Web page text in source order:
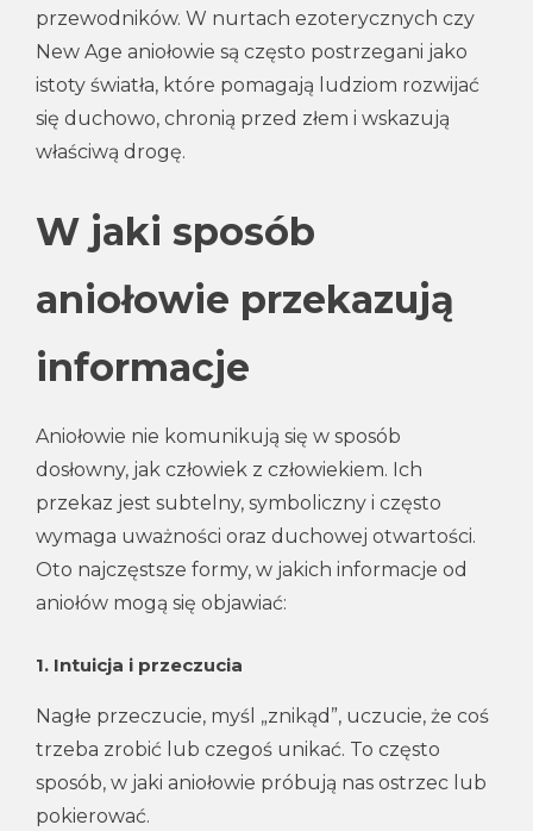
przewodników. W nurtach ezoterycznych czy
New Age aniołowie są często postrzegani jako
istoty światła, które pomagają ludziom rozwijać
się duchowo, chronią przed złem i wskazują
właściwą drogę.
W jaki sposób
aniołowie przekazują
informacje
Aniołowie nie komunikują się w sposób
dosłowny, jak człowiek z człowiekiem. Ich
przekaz jest subtelny, symboliczny i często
wymaga uważności oraz duchowej otwartości.
Oto najczęstsze formy, w jakich informacje od
aniołów mogą się objawiać:
1. Intuicja i przeczucia
Nagłe przeczucie, myśl „znikąd”, uczucie, że coś
trzeba zrobić lub czegoś unikać. To często
sposób, w jaki aniołowie próbują nas ostrzec lub
pokierować.